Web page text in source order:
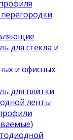
для стекла и
и офисных
для плитки
ленты